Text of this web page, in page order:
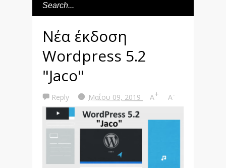
Νέα έκδοση
Wordpress 5.2
"Jaco"
Reply Μαΐου 09, 2019 A+ A-